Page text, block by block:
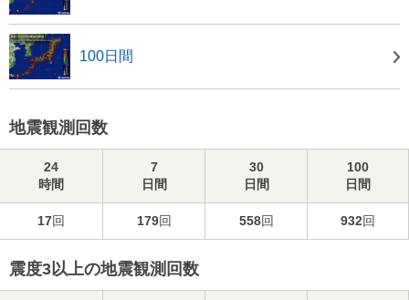
100日間
地震観測回数
24
時間
7
日間
30
日間
100
日間
17回 179回 558回 932回
震度3以上の地震観測回数